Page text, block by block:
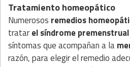
Tratamiento homeopático
Numerosos remedios
tratarel síndrome premenstrual
síntomas que acompañan a la
razón, para elegir el remedio